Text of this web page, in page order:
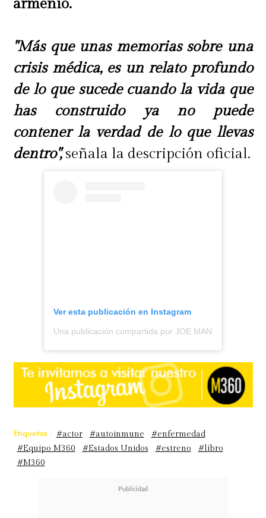
armenio.
"Más que unas memorias sobre una
crisis médica, es un relato profundo
de lo que sucede cuando la vida que
has construido ya no puede
contener la verdad de lo que llevas
dentro",señala la descripción oficial.
Ver esta publicación en Instagram
Una publicación compartida por JOE MANGANIELLO
Etiquetas : #actor #autoinmune
#enfermedad
#Equipo M360
#Estados Unidos #estreno
#libro
#M360